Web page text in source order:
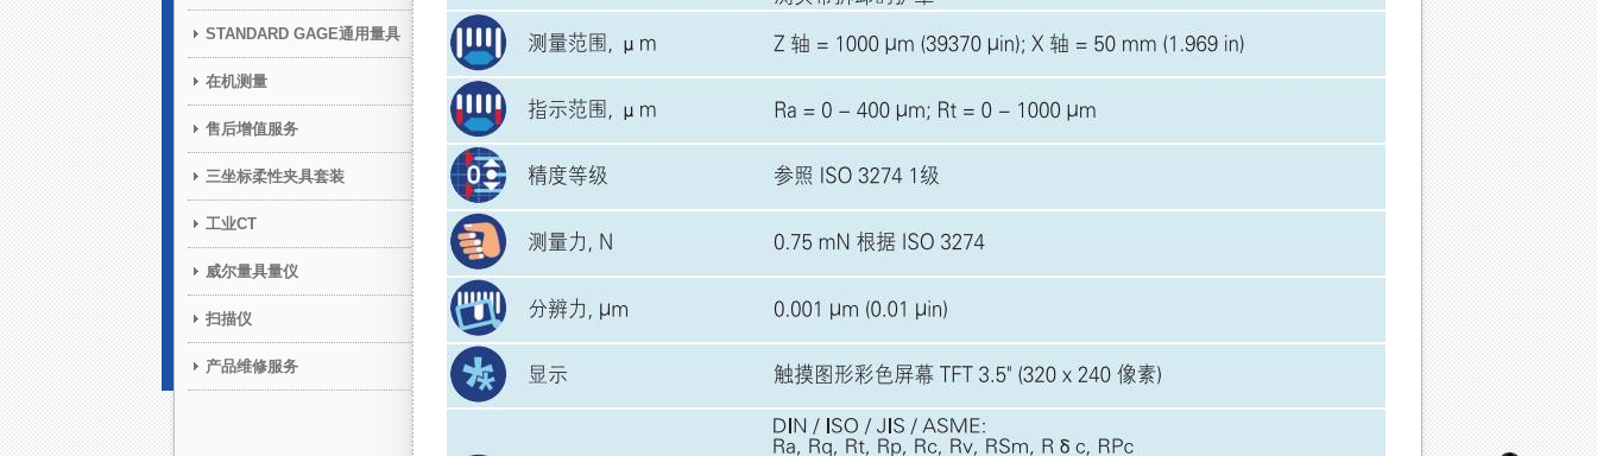
STANDARD GAGE通用量具
在机测量
售后增值服务
三坐标柔性夹具套装
工业CT
威尔量具量仪
扫描仪
产品维修服务